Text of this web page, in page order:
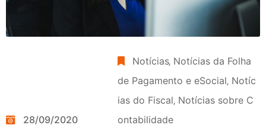
28/09/2020
Notícias‚ Notícias da Folha
de Pagamento e eSocial‚ Notíc
ias do Fiscal‚ Notícias sobre C
ontabilidade